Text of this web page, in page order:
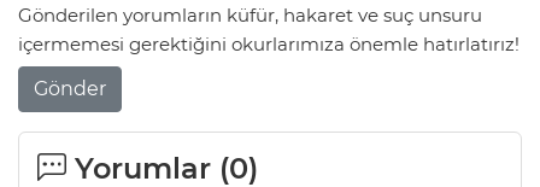
Gönderilen yorumların küfür, hakaret ve suç unsuru
içermemesi gerektiğini okurlarımıza önemle hatırlatırız!
Gönder
Yorumlar (0)